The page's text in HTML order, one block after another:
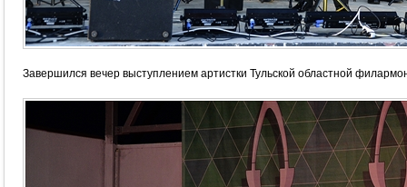
Завершился вечер выступлением артистки Тульской областной